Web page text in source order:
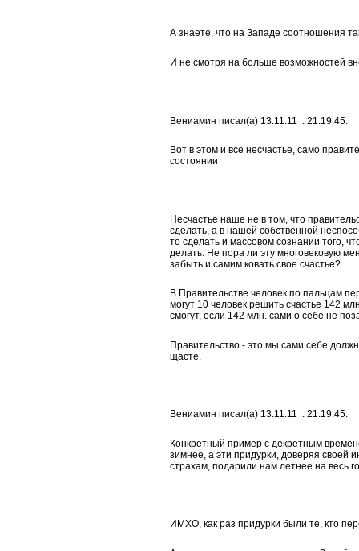
А знаете, что на Западе соотношения
И не смотря на больше возможностей
Вениамин писал(а) 13.11.11 :: 21:19:45:
Вот в этом и все несчастье, само
состоянии
Несчастье наше не в том, что
сделать, а в нашей собственной
то сделать и массовом сознании того,
делать. Не пора ли эту многовековую
забыть и самим ковать свое счастье?
В Правительстве человек по пальцам
могут 10 человек решить счастье 142
смогут, если 142 млн. сами о себе не
Правительство - это мы сами себе
щасте.
Вениамин писал(а) 13.11.11 :: 21:19:45:
Конкретный пример с декретным
зимнее, а эти придурки, доверяя своей
страхам, подарили нам летнее на весь
ИМХО, как раз придурки были те, кто